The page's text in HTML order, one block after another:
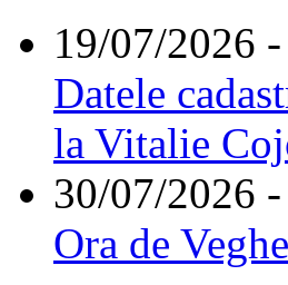
19/07/2026
Datele
la Vitalie
30/07/2026
Ora de